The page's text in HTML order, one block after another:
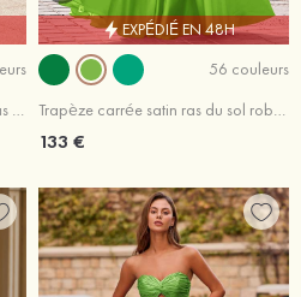
EXPÉDIÉ EN 48H
56 couleurs
133 €